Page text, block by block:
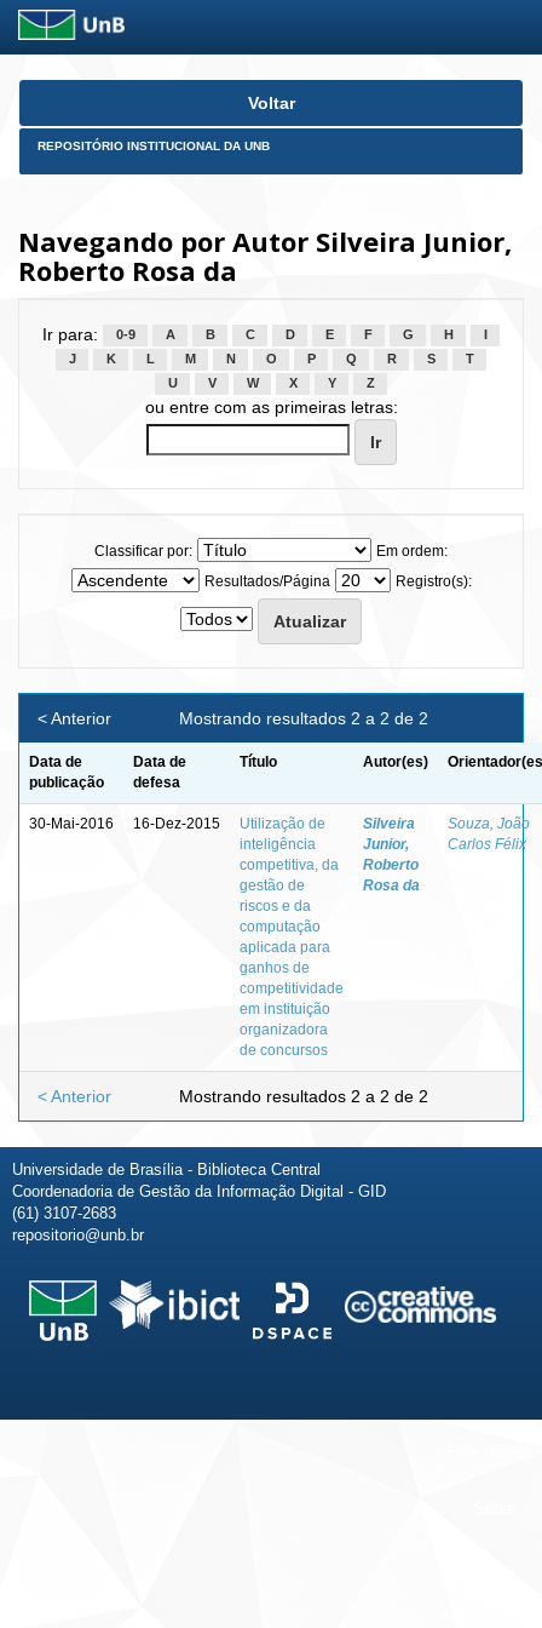
Skip
Voltar
REPOSITÓRIO INSTITUCIONAL DA UNB
Navegando por Autor Silveira Junior,
Roberto Rosa da
Ir para: 0-9 A B C D E F G H
J
K L M N O P Q R S
T
U
V W X Y Z
ou entre com as primeiras letras:
Classificar por:
Em ordem:
Resultados/Página
Registro(s):
Mostrando resultados 2 a 2 de 2
< Anterior
Data de
publicação
Data de
defesa
Título Autor(es)
30-Mai-2016 16-Dez-2015
Utilização de
inteligência
competitiva, da
gestão de
riscos e da
computação
aplicada para
ganhos de
competitividade
em instituição
organizadora
de concursos
Silveira
Junior,
Roberto
Rosa da
Souza, João
Carlos Félix
Mostrando resultados 2 a 2 de 2
< Anterior
Universidade de Brasília - Biblioteca Central
Coordenadoria de Gestão da Informação Digital - GID
(61) 3107-2683
repositorio@unb.br